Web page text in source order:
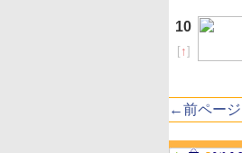
10
[↑]
←前ページ